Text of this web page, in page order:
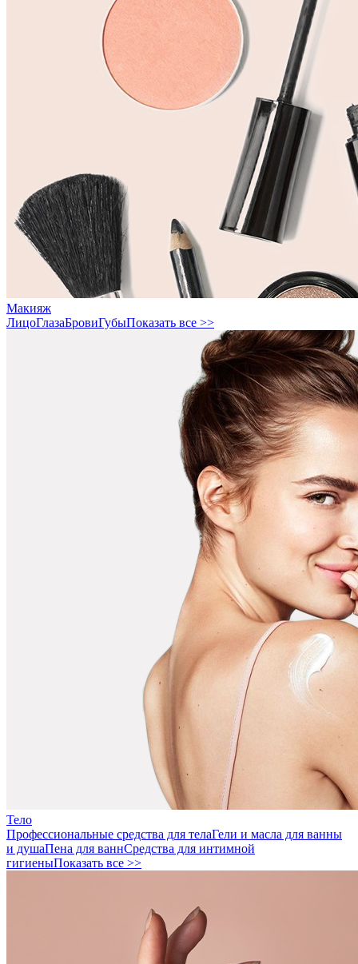
Макияж
ЛицоГлазаБровиГубыПоказать все >>
Тело
Профессиональные средства для телаГели и масла для ванны
и душаПена для ваннСредства для интимной
гигиеныПоказать все >>